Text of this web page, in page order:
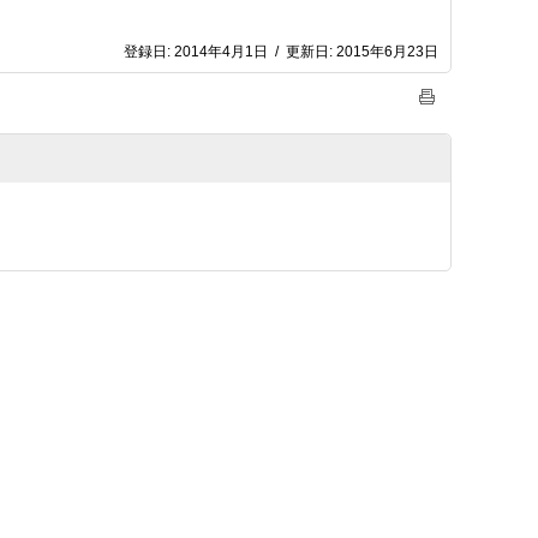
登録日: 2014年4月1日 / 更新日: 2015年6月23日